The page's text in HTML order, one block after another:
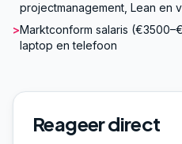
projectmanagement, Lean en
>Marktconform salaris
laptop en telefoon
Reageer direct